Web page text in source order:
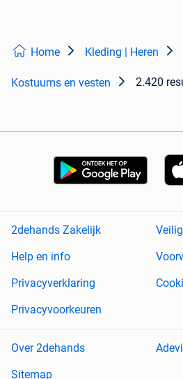
Home Kleding | Heren
Kostuums en vesten 2.420
2dehands Zakelijk
Help en info
Privacyverklaring
Privacyvoorkeuren
Over 2dehands
Sitemap